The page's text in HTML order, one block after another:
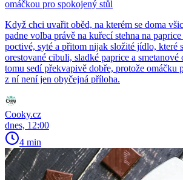
omáčkou pro spokojený stůl
Když chci uvařit oběd, na kterém se doma
padne volba právě na kuřecí stehna na
poctivé, syté a přitom nijak složité jídlo, které
orestované cibuli, sladké paprice a smetanové
tomu sedí překvapivě dobře, protože omáčku
z ní není jen obyčejná příloha.
Cooky.cz
dnes, 12:00
4 min